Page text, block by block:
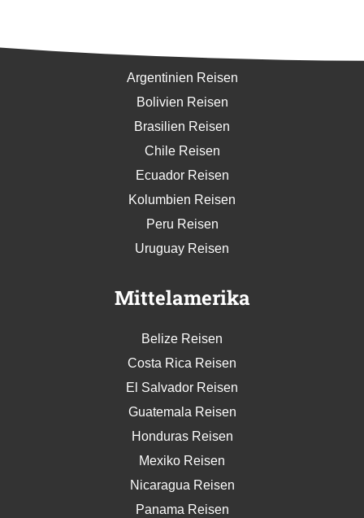
Argentinien Reisen
Bolivien Reisen
Brasilien Reisen
Chile Reisen
Ecuador Reisen
Kolumbien Reisen
Peru Reisen
Uruguay Reisen
Mittelamerika
Belize Reisen
Costa Rica Reisen
El Salvador Reisen
Guatemala Reisen
Honduras Reisen
Mexiko Reisen
Nicaragua Reisen
Panama Reisen